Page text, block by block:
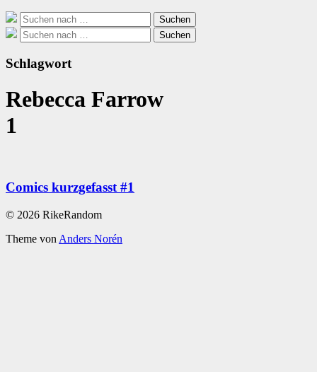
Suche
nach:
Suchen
Suche
nach:
Suchen
Schlagwort
Rebecca Farrow
1
Comics kurzgefasst #1
© 2026 RikeRandom
Theme von Anders Norén